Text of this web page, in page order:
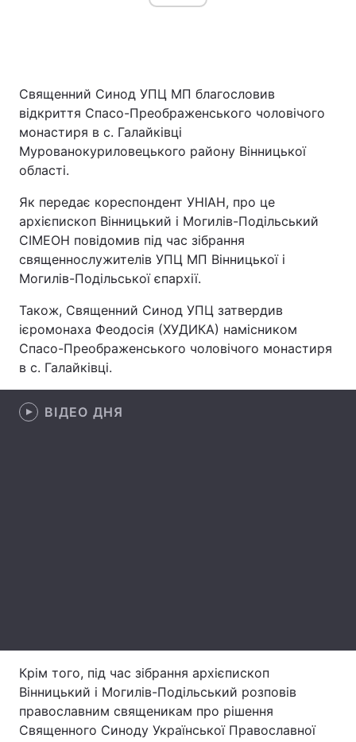
Головна Війна
Економіка
Відео з Youtube Статті
Священний Синод УПЦ МП благословив
відкриття Спасо-Преображенського чоловічого
монастиря в c. Галайківці
Мурованокуриловецького району Вінницької
області.
Як передає кореспондент УНІАН, про це
архієпископ Вінницький і Могилів-Подільський
СІМЕОН повідомив під час зібрання
священнослужителів УПЦ МП Вінницької і
Могилів-Подільської єпархії.
Також, Священний Синод УПЦ затвердив
ієромонаха Феодосія (ХУДИКА) намісником
Спасо-Преображенського чоловічого монастиря
в c. Галайківці.
ВІДЕО ДНЯ
Крім того, під час зібрання архієпископ
Вінницький і Могилів-Подільський розповів
православним священикам про рішення
Священного Синоду Української Православної